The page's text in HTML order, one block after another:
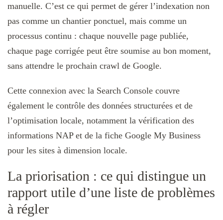
manuelle. C’est ce qui permet de gérer l’indexation non
pas comme un chantier ponctuel, mais comme un
processus continu : chaque nouvelle page publiée,
chaque page corrigée peut être soumise au bon moment,
sans attendre le prochain crawl de Google.
Cette connexion avec la Search Console couvre
également le contrôle des données structurées et de
l’optimisation locale, notamment la vérification des
informations NAP et de la fiche Google My Business
pour les sites à dimension locale.
La priorisation : ce qui distingue un
rapport utile d’une liste de problèmes
à régler